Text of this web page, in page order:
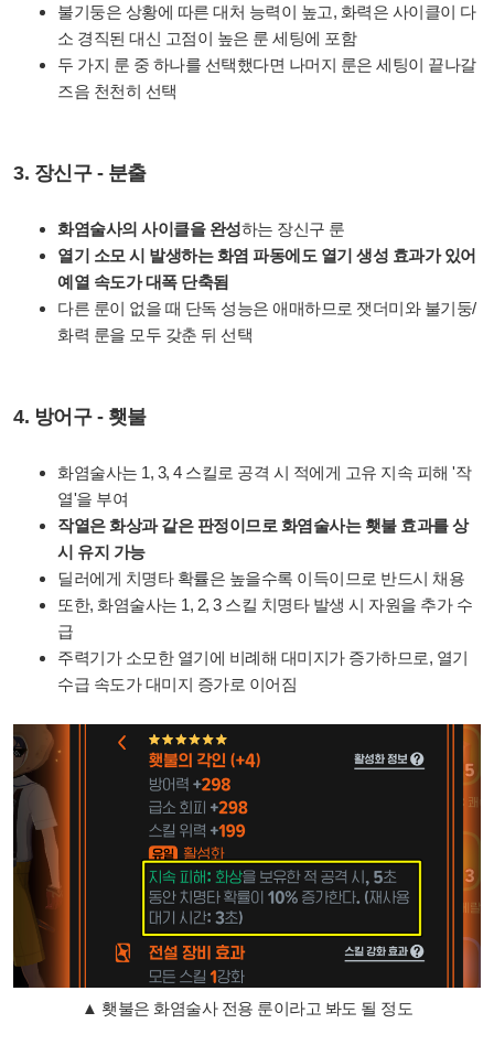
불기둥은 상황에 따른 대처 능력이 높고, 화력은 사이클이 다
소 경직된 대신 고점이 높은 룬 세팅에 포함
두 가지 룬 중 하나를 선택했다면 나머지 룬은 세팅이 끝나갈
즈음 천천히 선택
3. 장신구 - 분출
화염술사의 사이클을 완성하는 장신구 룬
열기 소모 시 발생하는 화염 파동에도 열기 생성 효과가 있어
예열 속도가 대폭 단축됨
다른 룬이 없을 때 단독 성능은 애매하므로 잿더미와 불기둥/
화력 룬을 모두 갖춘 뒤 선택
4. 방어구 - 횃불
화염술사는 1, 3, 4 스킬로 공격 시 적에게 고유 지속 피해 '작
열'을 부여
작열은 화상과 같은 판정이므로 화염술사는 횃불 효과를 상
시 유지 가능
딜러에게 치명타 확률은 높을수록 이득이므로 반드시 채용
또한, 화염술사는 1, 2, 3 스킬 치명타 발생 시 자원을 추가 수
급
주력기가 소모한 열기에 비례해 대미지가 증가하므로, 열기
수급 속도가 대미지 증가로 이어짐
▲ 횃불은 화염술사 전용 룬이라고 봐도 될 정도